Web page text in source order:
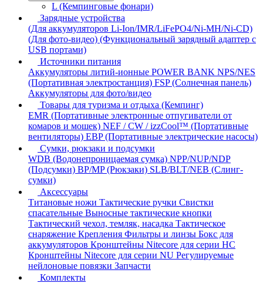
L (Кемпинговые фонари)
Зарядные устройства
(Для аккумуляторов Li-Ion/IMR/LiFePO4/Ni-MH/Ni-CD)
(Для фото-видео) (Функциональный зарядный адаптер с
USB портами)
Источники питания
Аккумуляторы литий-ионные POWER BANK NPS/NES
(Портативная электростанция) FSP (Солнечная панель)
Аккумуляторы для фото/видео
Товары для туризма и отдыха (Кемпинг)
EMR (Портативные электронные отпугиватели от
комаров и мошек) NEF / CW / izzCool™ (Портативные
вентиляторы) EBP (Портативные электрические насосы)
Сумки, рюкзаки и подсумки
WDB (Водонепроницаемая сумка) NPP/NUP/NDP
(Подсумки) BP/MP (Рюкзаки) SLB/BLT/NEB (Слинг-
сумки)
Аксессуары
Титановые ножи Тактические ручки Свистки
спасательные Выносные тактические кнопки
Тактический чехол, темляк, насадка Тактическое
снаряжение Крепления Фильтры и линзы Бокс для
аккумуляторов Кронштейны Nitecore для серии HС
Кронштейны Nitecore для серии NU Регулируемые
нейлоновые повязки Запчасти
Комплекты